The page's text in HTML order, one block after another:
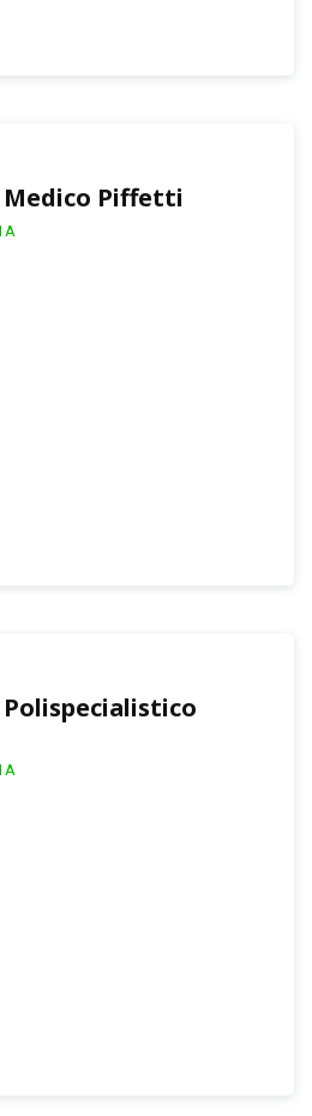
Piffetti